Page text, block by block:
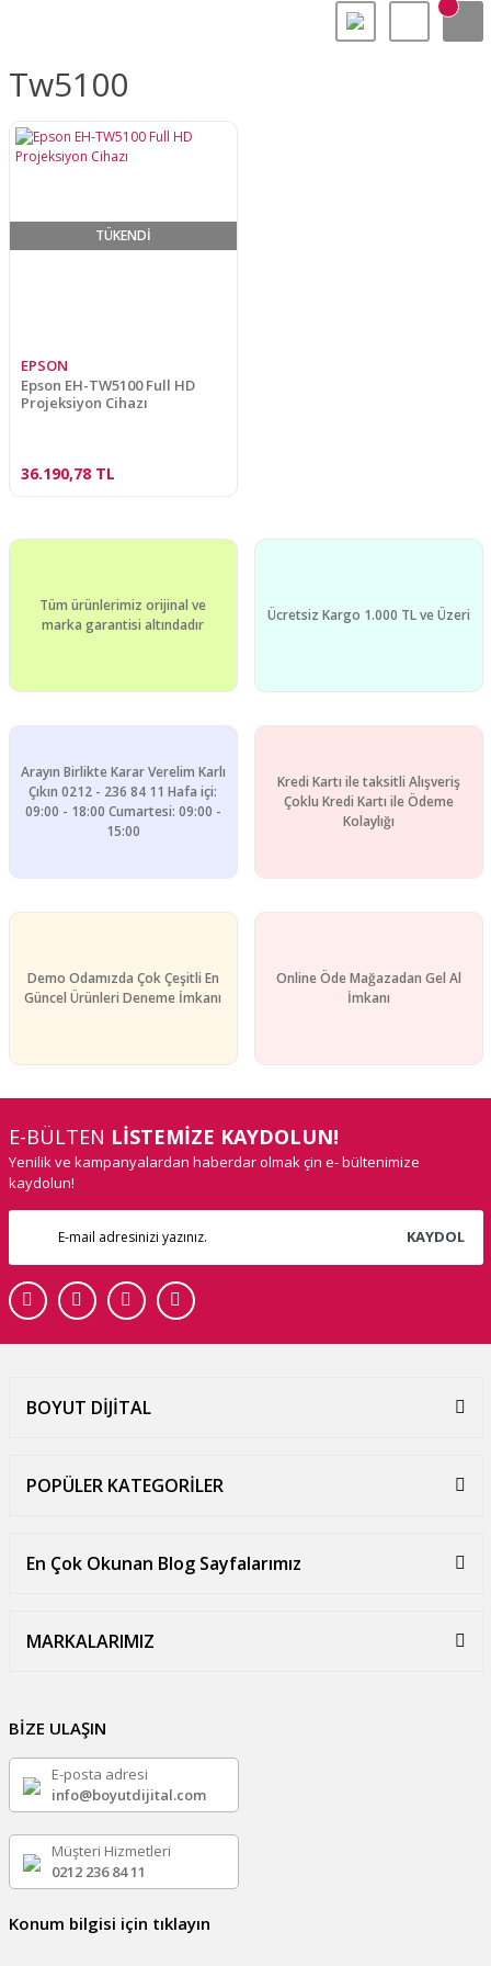
Tw5100
TÜKENDİ
EPSON
Epson EH-TW5100 Full HD
Projeksiyon Cihazı
36.190,78 TL
Tüm ürünlerimiz orijinal ve
marka garantisi altındadır
Ücretsiz Kargo 1.000 TL ve Üzeri
Arayın Birlikte Karar Verelim Karlı
Çıkın 0212 - 236 84 11 Hafa içi:
09:00 - 18:00 Cumartesi: 09:00 -
15:00
Kredi Kartı ile taksitli Alışveriş
Çoklu Kredi Kartı ile Ödeme
Kolaylığı
Demo Odamızda Çok Çeşitli En
Güncel Ürünleri Deneme İmkanı
Online Öde Mağazadan Gel Al
İmkanı
E-BÜLTEN LİSTEMİZE KAYDOLUN!
Yenilik ve kampanyalardan haberdar olmak çin e- bültenimize
kaydolun!
KAYDOL
BOYUT DİJİTAL
POPÜLER KATEGORİLER
En Çok Okunan Blog Sayfalarımız
MARKALARIMIZ
BİZE ULAŞIN
E-posta adresi
info@boyutdijital.com
Müşteri Hizmetleri
0212 236 84 11
Konum bilgisi için tıklayın